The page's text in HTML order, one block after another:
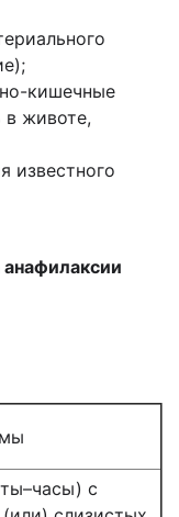
кишечные
в животе,
известного
с